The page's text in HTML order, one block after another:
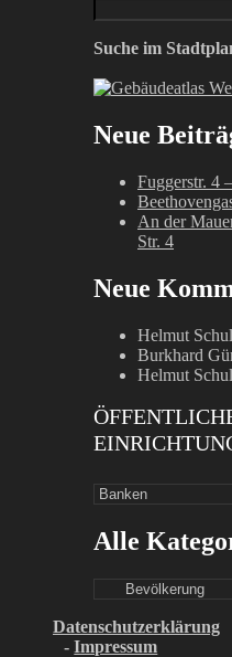
Suche im
Neue
Fuggerstr. 4
An der
Str. 4
Neue
Helmut
Burkhard
Helmut
Alle
Datenschutzerklärung
-Impressum